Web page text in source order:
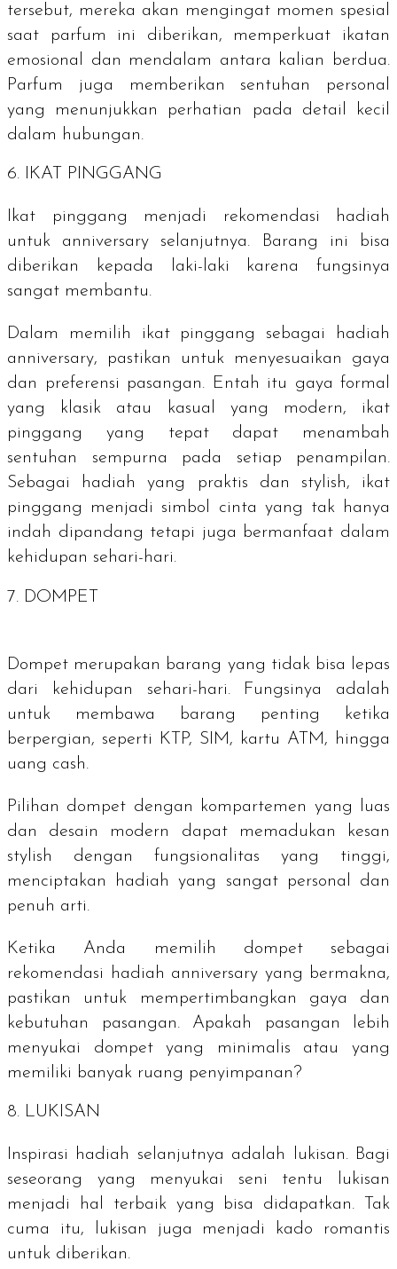
tersebut, mereka akan mengingat momen spesial
saat parfum ini diberikan, memperkuat ikatan
emosional dan mendalam antara kalian berdua.
Parfum juga memberikan sentuhan personal
yang menunjukkan perhatian pada detail kecil
dalam hubungan.
6. IKAT PINGGANG
Ikat pinggang menjadi rekomendasi hadiah
untuk anniversary selanjutnya. Barang ini bisa
diberikan kepada laki-laki karena fungsinya
sangat membantu.
Dalam memilih ikat pinggang sebagai hadiah
anniversary, pastikan untuk menyesuaikan gaya
dan preferensi pasangan. Entah itu gaya formal
yang klasik atau kasual yang modern, ikat
pinggang yang tepat dapat menambah
sentuhan sempurna pada setiap penampilan.
Sebagai hadiah yang praktis dan stylish, ikat
pinggang menjadi simbol cinta yang tak hanya
indah dipandang tetapi juga bermanfaat dalam
kehidupan sehari-hari.
7. DOMPET
Dompet merupakan barang yang tidak bisa lepas
dari kehidupan sehari-hari. Fungsinya adalah
untuk membawa barang penting ketika
berpergian, seperti KTP, SIM, kartu ATM, hingga
uang cash.
Pilihan dompet dengan kompartemen yang luas
dan desain modern dapat memadukan kesan
stylish dengan fungsionalitas yang tinggi,
menciptakan hadiah yang sangat personal dan
penuh arti.
Ketika Anda memilih dompet sebagai
rekomendasi hadiah anniversary yang bermakna,
pastikan untuk mempertimbangkan gaya dan
kebutuhan pasangan. Apakah pasangan lebih
menyukai dompet yang minimalis atau yang
memiliki banyak ruang penyimpanan?
8. LUKISAN
Inspirasi hadiah selanjutnya adalah lukisan. Bagi
seseorang yang menyukai seni tentu lukisan
menjadi hal terbaik yang bisa didapatkan. Tak
cuma itu, lukisan juga menjadi kado romantis
untuk diberikan.